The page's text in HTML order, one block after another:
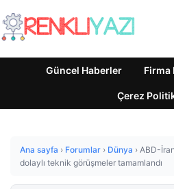
Güncel Haberler Firma
Çerez
Ana sayfa › Forumlar › Dünya › ABD-
dolaylı teknik görüşmeler tamamlandı